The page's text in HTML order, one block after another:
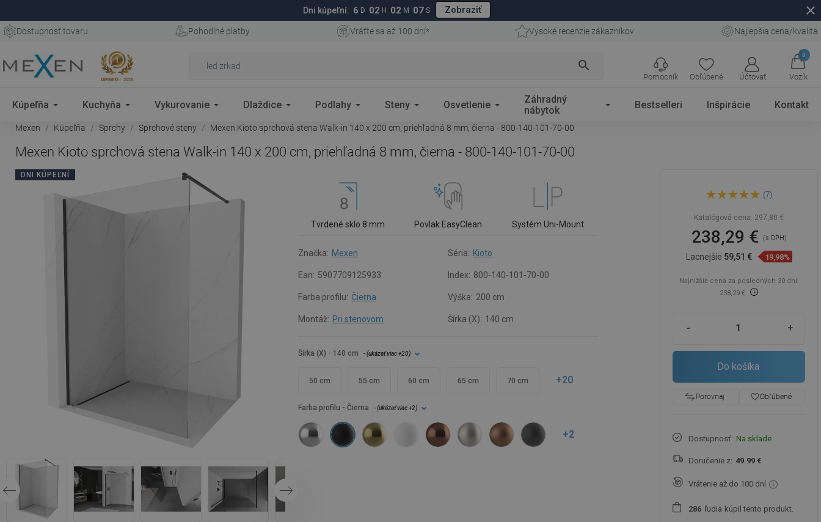
Dni kúpeľní: 6 D 02 H 02 M 06 S Zobraziť close
Dostupnosť tovaru Pohodlné platby Vráťte sa až 100 dní* Vysoké recenzie zákazníkov Najlepšia cena/kvalita
search
Obľúbené Účtovať
0
Vozík
Pomocník
Kúpeľňa Kuchyňa Vykurovanie Dlaždice Podlahy Steny Osvetlenie
Záhradný
nábytok
Bestselleri Inšpirácie Kontakt
Mexen Kúpeľňa Sprchy Sprchové steny Mexen Kioto sprchová stena Walk-in 140 x 200 cm, priehľadná 8 mm, čierna - 800-140-101-70-00
Mexen Kioto sprchová stena Walk-in 140 x 200 cm, priehľadná 8 mm, čierna - 800-140-101-70-00
DNI KÚPEĽNÍ
Tvrdené sklo 8 mm Povlak EasyClean Systém Uni-Mount
Značka: Mexen Séria: Kioto
Ean: 5907709125933 Index: 800-140-101-70-00
Farba profilu: Čierna Výška: 200 cm
Montáž: Pri stenovom Šírka (X): 140 cm
Farba profilu - Čierna - (ukázať viac+2)
+2
Šírka (X) - 140 cm - (ukázať viac+20)
50 cm 55 cm 60 cm 65 cm 70 cm +20
Walk-in 140 x 200 cm,
800-140-101-70-00
(7)
Katalógová cena: 297,80 €
238,29 € (s DPH)
Lacnejšie 59,51 € 19,98%
Najnižšia cena za posledných 30 dní:
238,29 €
- +
Do košíka
Porovnaj favorite_borderObľúbené
Dostupnosť: Na sklade
Doručenie z: 49.99 €
Vrátenie až do 100 dní
286 ľudia kúpil tento produkt.